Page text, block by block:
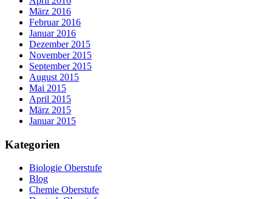
März 2016
Februar 2016
Januar 2016
Dezember 2015
November 2015
September 2015
August 2015
Mai 2015
April 2015
März 2015
Januar 2015
Kategorien
Biologie Oberstufe
Blog
Chemie Oberstufe